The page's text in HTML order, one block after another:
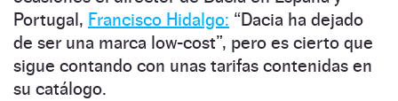
Portugal, Francisco Hidalgo: “Dacia ha dejado
de ser una marca low-cost”, pero es cierto que
sigue contando con unas tarifas contenidas en
su catálogo.